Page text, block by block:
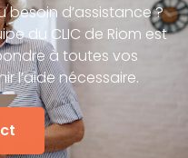
besoin d’assistance ?
du CLIC de Riom est
à toutes vos
l’aide nécessaire.